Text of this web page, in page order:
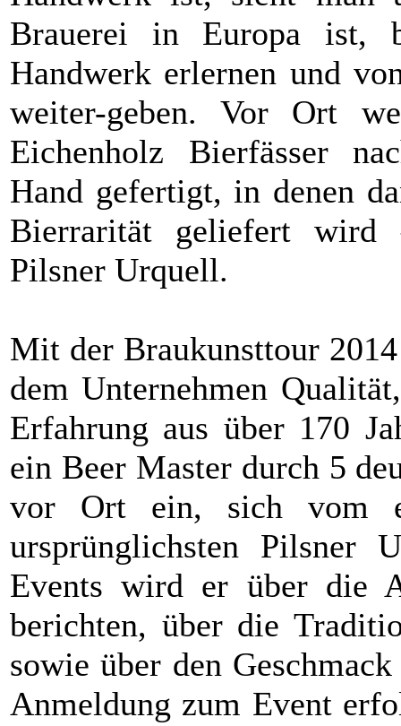
Brauerei in Europa ist,
Handwerk erlernen und
weiter-geben. Vor Ort
Eichenholz Bierfässer
Hand gefertigt, in denen
Bierrarität geliefert wird
Pilsner Urquell.
Mit der Braukunsttour
dem Unternehmen
Erfahrung aus über 170
ein Beer Master durch 5
vor Ort ein, sich vom
ursprünglichsten Pilsner
Events wird er über die
berichten, über die
sowie über den
Anmeldung zum Event